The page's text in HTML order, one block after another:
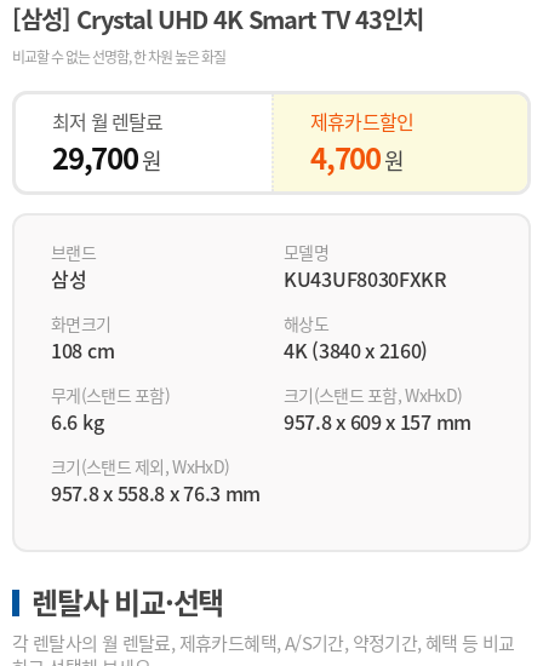
[삼성] Crystal UHD 4K Smart TV 43인치
비교할 수 없는 선명함, 한 차원 높은 화질
최저 월 렌탈료
29,700원
제휴카드할인
4,700원
브랜드
삼성
모델명
KU43UF8030FXKR
화면크기
108 cm
해상도
4K (3840 x 2160)
무게(스탠드 포함)
6.6 kg
크기(스탠드 포함, WxHxD)
957.8 x 609 x 157 mm
크기(스탠드 제외, WxHxD)
957.8 x 558.8 x 76.3 mm
렌탈사 비교·선택
각 렌탈사의 월 렌탈료, 제휴카드혜택, A/S기간, 약정기간, 혜택 등 비교